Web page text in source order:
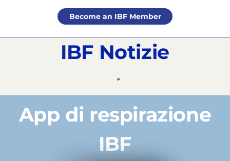
Become an IBF Member
IBF Notizie
App di respirazione
IBF